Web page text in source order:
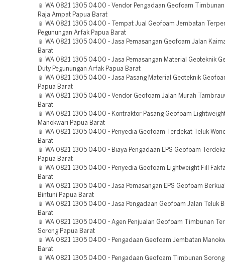
📱 WA 0821 1305 0400 - Vendor Pengadaan Geofoam
Raja Ampat Papua Barat
📱 WA 0821 1305 0400 - Tempat Jual Geofoam Jembatan
Pegunungan Arfak Papua Barat
📱 WA 0821 1305 0400 - Jasa Pemasangan Geofoam Jalan
Barat
📱 WA 0821 1305 0400 - Jasa Pemasangan Material Geoteknik
Duty Pegunungan Arfak Papua Barat
📱 WA 0821 1305 0400 - Jasa Pasang Material Geoteknik
Papua Barat
📱 WA 0821 1305 0400 - Vendor Geofoam Jalan Murah
Barat
📱 WA 0821 1305 0400 - Kontraktor Pasang Geofoam
Manokwari Papua Barat
📱 WA 0821 1305 0400 - Penyedia Geofoam Terdekat Teluk
Barat
📱 WA 0821 1305 0400 - Biaya Pengadaan EPS Geofoam
Papua Barat
📱 WA 0821 1305 0400 - Penyedia Geofoam Lightweight Fill
Barat
📱 WA 0821 1305 0400 - Jasa Pemasangan EPS Geofoam
Bintuni Papua Barat
📱 WA 0821 1305 0400 - Jasa Pengadaan Geofoam Jalan Teluk
Barat
📱 WA 0821 1305 0400 - Agen Penjualan Geofoam Timbunan
Sorong Papua Barat
📱 WA 0821 1305 0400 - Pengadaan Geofoam Jembatan
Barat
📱 WA 0821 1305 0400 - Pengadaan Geofoam Timbunan